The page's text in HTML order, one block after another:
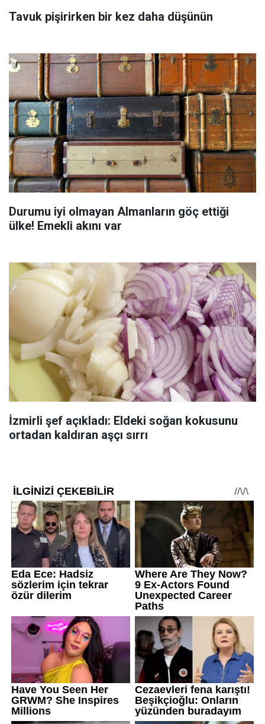
Tavuk pişirirken bir kez daha düşünün
Durumu iyi olmayan Almanların göç ettiği
ülke! Emekli akını var
İzmirli şef açıkladı: Eldeki soğan kokusunu
ortadan kaldıran aşçı sırrı